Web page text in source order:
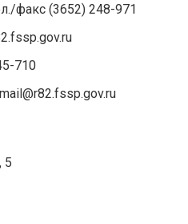
факс (3652) 248-971
710
5